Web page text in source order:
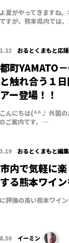
夏がやってきますね
すが、熊本県内では
おるとくまもと応
都町YAMATO
触れ合う１
ー登場！！
んにちは(^^♪ 外国の
ご案内です。…
おるとくまもと編
内で気軽に
る熊本ワイン
評価の高い熊本ワイ
イーミン